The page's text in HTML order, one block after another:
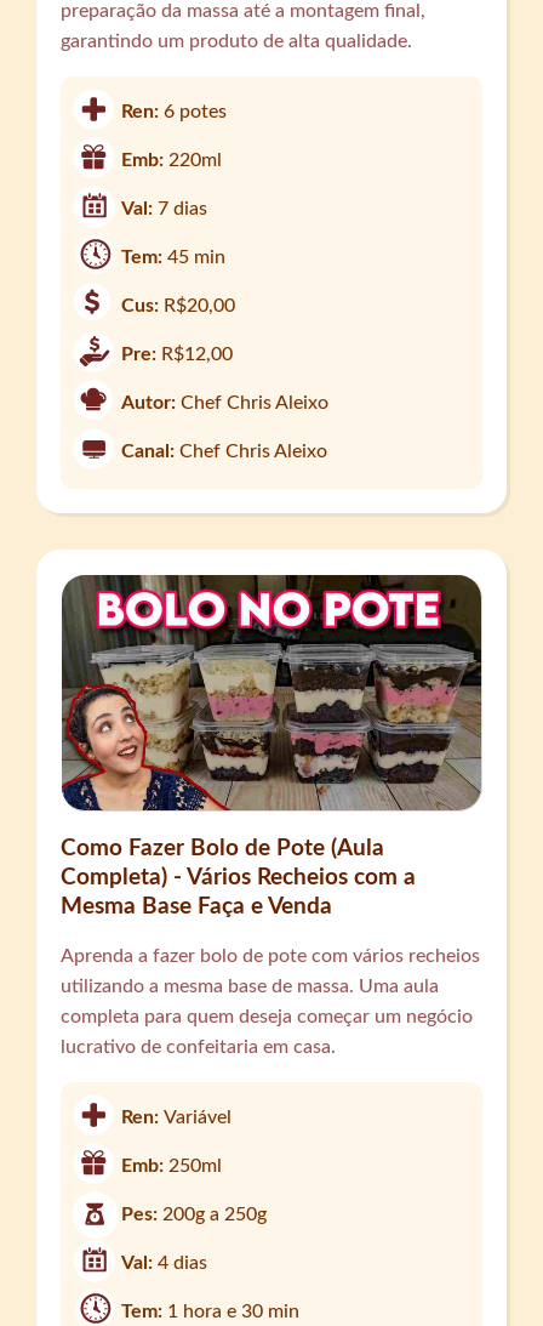
preparação da massa até a montagem final,
garantindo um produto de alta qualidade.
Ren:6 potes
Emb:220ml
Val:7 dias
Tem:45 min
Cus: R$20,00
Pre: R$12,00
Autor: Chef Chris Aleixo
Canal: Chef Chris Aleixo
Como Fazer Bolo de Pote (Aula
Completa) - Vários Recheios com a
Mesma Base Faça e Venda
Aprenda a fazer bolo de pote com vários recheios
utilizando a mesma base de massa. Uma aula
completa para quem deseja começar um negócio
lucrativo de confeitaria em casa.
Ren:Variável
Emb: 250ml
Pes: 200g a 250g
Val:4 dias
Tem: 1 hora e 30 min